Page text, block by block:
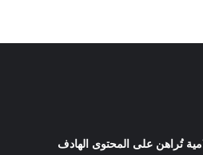
تُراهن على المحتوى الهادف